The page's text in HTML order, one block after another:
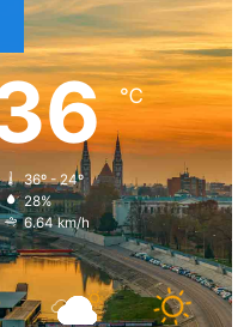
℃
36º - 24º
28%
6.64 km/h